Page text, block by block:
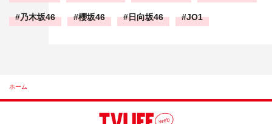
乃木坂46 櫻坂46 日向坂46 JO1
ホーム